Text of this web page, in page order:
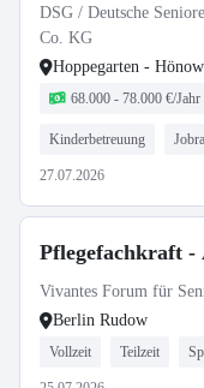
DSG / Deutsche
Co. KG
Hoppegarten - Hönow
68.000 - 78.000 €/Jahr
Kinderbetreuung
27.07.2026
Pflegefachkraft -
Vivantes Forum für
Berlin Rudow
Vollzeit Teilzeit